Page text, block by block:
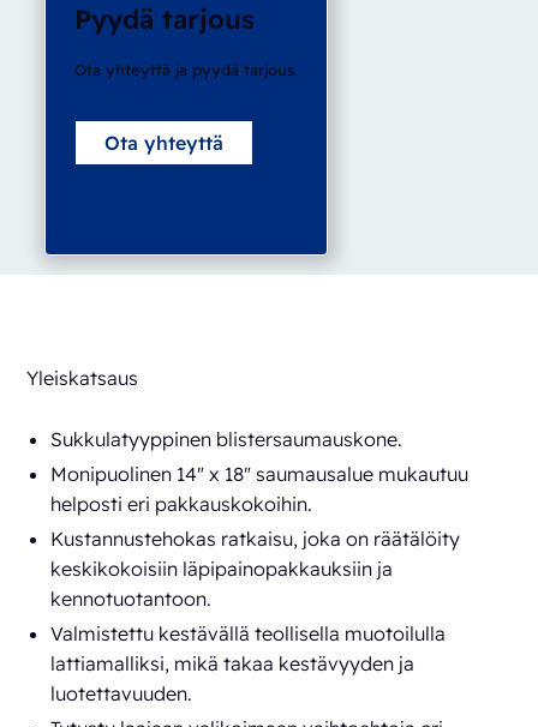
Pyydä tarjous
Ota yhteyttä ja pyydä tarjous.
Ota yhteyttä
Yleiskatsaus
Sukkulatyyppinen blistersaumaus­kone.
Monipuolinen 14" x 18" saumausalue mukautuu
helposti eri pakkauskoko­ihin.
Kustannustehokas ratkaisu, joka on räätälöity
keskikokoisiin läpipainopakkauksiin ja
kennotuotantoon.
Valmistettu kestävällä teollisella muotoilulla
lattiamalliksi, mikä takaa kestävyyden ja
luotettavuuden.